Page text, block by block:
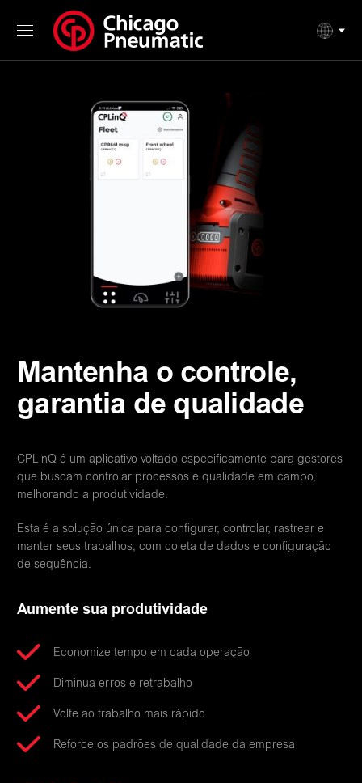
Mantenha o controle,
garantia de qualidade
CPLinQ é um aplicativo voltado especificamente para gestores
que buscam controlar processos e qualidade em campo,
melhorando a produtividade.
Esta é a solução única para configurar, controlar, rastrear e
manter seus trabalhos, com coleta de dados e configuração
de sequência.
Aumente sua produtividade
Economize tempo em cada operação
Diminua erros e retrabalho
Volte ao trabalho mais rápido
Reforce os padrões de qualidade da empresa